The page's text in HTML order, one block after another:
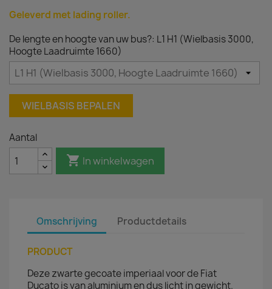
Geleverd met lading roller.
De lengte en hoogte van uw bus?: L1 H1 (Wielbasis 3000,
Hoogte Laadruimte 1660)
WIELBASIS BEPALEN
Aantal
 In winkelwagen
Omschrijving Productdetails
PRODUCT
Deze zwarte gecoate imperiaal voor de Fiat
Ducato is van aluminium en dus licht in gewicht.